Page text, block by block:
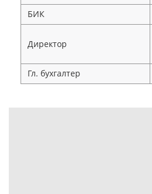
БИК
Директор
Гл. бухгалтер